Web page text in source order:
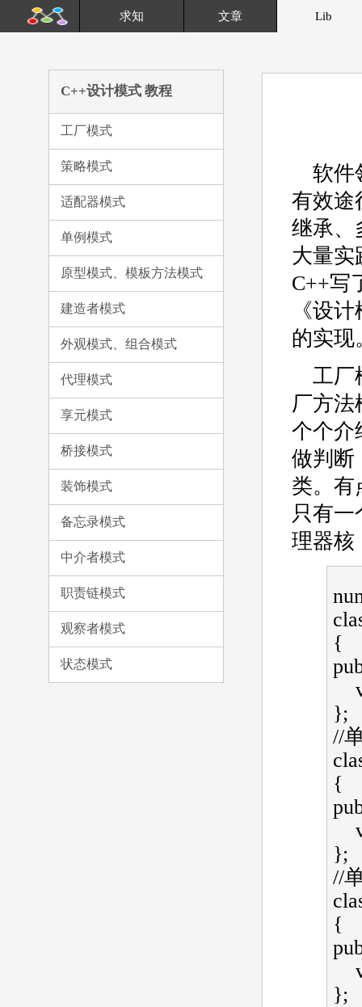
求知 文章 Lib
C++设计模式 教程
工厂模式
策略模式
适配器模式
单例模式
原型模式、模板方法模式
建造者模式
外观模式、组合模式
代理模式
享元模式
桥接模式
装饰模式
备忘录模式
中介者模式
职责链模式
观察者模式
状态模式
软件
有效途
继承、
大量实
C++写
《设
的实现
工厂
厂方法
个个介
做判断
类。有
只有
理器核
//
//